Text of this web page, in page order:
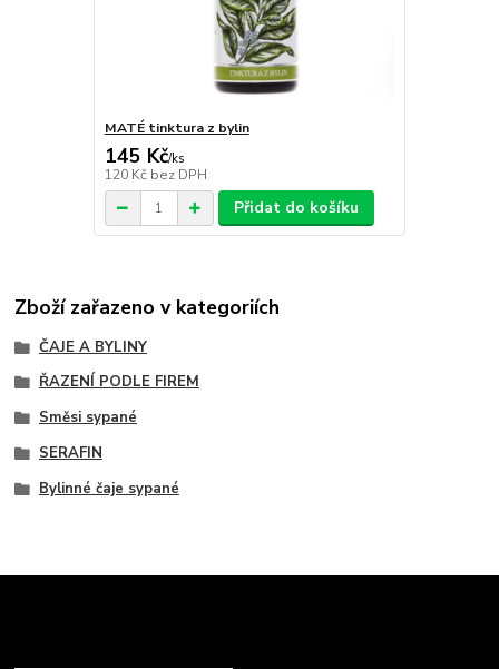
MATÉ tinktura z bylin
145 Kč/ks
120 Kč bez DPH
Přidat do košíku
Zboží zařazeno v kategoriích
ČAJE A BYLINY
ŘAZENÍ PODLE FIREM
Směsi sypané
SERAFIN
Bylinné čaje sypané